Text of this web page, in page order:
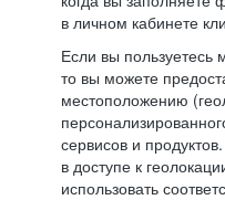
в личном кабинете
Если вы
то вы можете
местоположению
сервисов и
в доступе к
использовать